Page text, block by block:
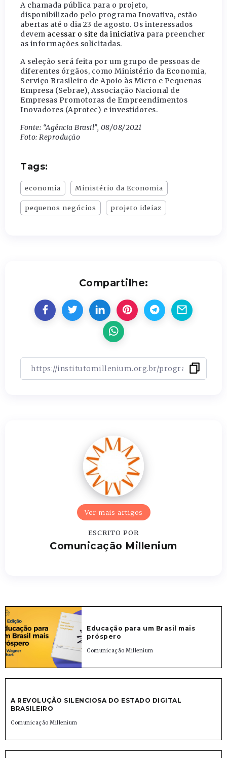
A chamada pública para o projeto,
disponibilizado pelo programa Inovativa, estão
abertas até o dia 23 de agosto. Os interessados
devem acessar o site da iniciativa para preencher
as informações solicitadas.
A seleção será feita por um grupo de pessoas de
diferentes órgãos, como Ministério da Economia,
Serviço Brasileiro de Apoio às Micro e Pequenas
Empresa (Sebrae), Associação Nacional de
Empresas Promotoras de Empreendimentos
Inovadores (Aprotec) e investidores.
Fonte: “Agência Brasil”, 08/08/2021
Foto: Reprodução
Tags:
economia Ministério da Economia
pequenos negócios projeto ideiaz
Compartilhe:
Ver mais artigos
ESCRITO POR
Comunicação Millenium
Educação para um Brasil mais
próspero
Comunicação Millenium
A REVOLUÇÃO SILENCIOSA DO ESTADO DIGITAL
BRASILEIRO
Comunicação Millenium